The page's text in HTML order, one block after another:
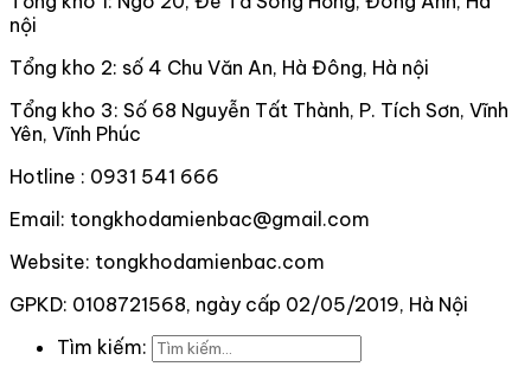
nội
Tổng kho 2: số 4 Chu Văn An, Hà Đông, Hà nội
Tổng kho 3: Số 68 Nguyễn Tất Thành, P. Tích Sơn, Vĩnh
Yên, Vĩnh Phúc
Hotline : 0931 541 666
Email: tongkhodamienbac@gmail.com
Website: tongkhodamienbac.com
GPKD: 0108721568, ngày cấp 02/05/2019, Hà Nội
Tìm kiếm: